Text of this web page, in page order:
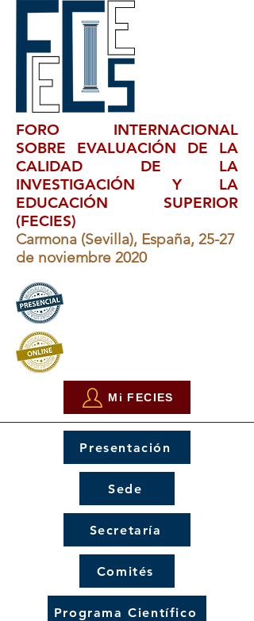
FORO INTERNACIONAL
SOBRE EVALUACIÓN DE LA
CALIDAD DE LA
INVESTIGACIÓN Y LA
EDUCACIÓN SUPERIOR
(FECIES)
Carmona (Sevilla), España, 25-27
de noviembre 2020
Mi FECIES
Presentación
Sede
Secretaría
Comités
Programa Científico